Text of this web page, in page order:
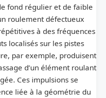
fond régulier et de faible
roulement défectueux
à des fréquences
localisés sur les pistes
par exemple, produisent
d’un élément roulant
Ces impulsions se
liée à la géométrie du